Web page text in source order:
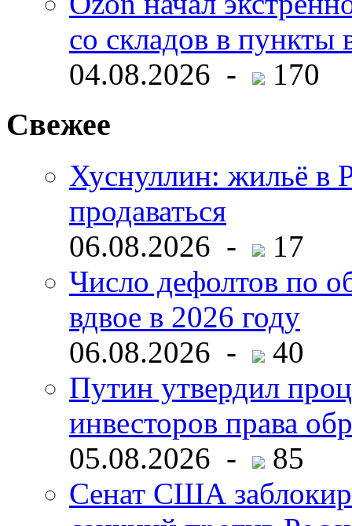
со складов в пункты
04.08.2026 -
170
Свежее
Хуснуллин: жильё в
продаваться
06.08.2026 -
17
Число дефолтов по
вдвое в 2026 году
06.08.2026 -
40
Путин утвердил
инвесторов права
05.08.2026 -
85
Сенат США